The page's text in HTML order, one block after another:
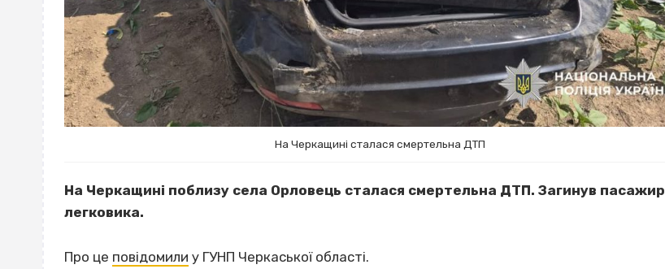
На Черкащині сталася смертельна ДТП
На Черкащині поблизу села Орловець сталася смертельна ДТП. Загинув пасажир
легковика.
Про це повідомили у ГУНП Черкаської області.